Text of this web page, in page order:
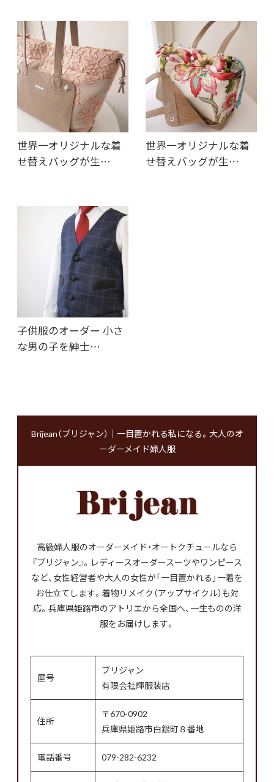
世界一オリジナルな着
せ替えバッグが生…
世界一オリジナルな着
せ替えバッグが生…
子供服のオーダー 小さ
な男の子を紳士…
Brijean（ブリジャン）｜一目置かれる私になる。大人のオ
ーダーメイド婦人服
高級婦人服のオーダーメイド・オートクチュールなら
『ブリジャン』。レディースオーダースーツやワンピース
など、女性経営者や大人の女性が「一目置かれる」一着を
お仕立てします。着物リメイク（アップサイクル）も対
応。兵庫県姫路市のアトリエから全国へ、一生ものの洋
服をお届けします。
屋号
ブリジャン
有限会社輝服装店
住所
〒670-0902
兵庫県姫路市白銀町８番地
電話番号 079-282-6232